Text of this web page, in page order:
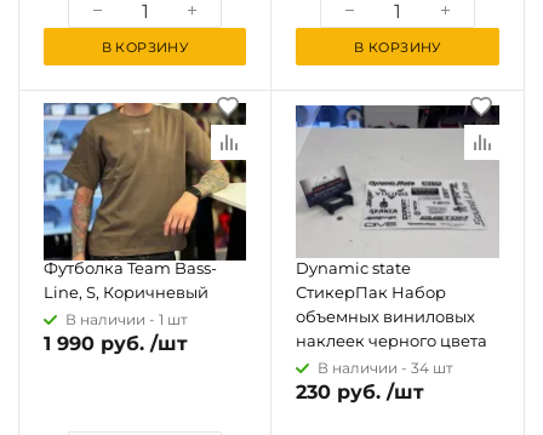
В КОРЗИНУ В КОРЗИНУ
Футболка Team Bass-
Line, S, Коричневый
В наличии - 1 шт
1 990 руб. /шт
Dynamic state
СтикерПак Набор
объемных виниловых
наклеек черного цвета
В наличии - 34 шт
230 руб. /шт